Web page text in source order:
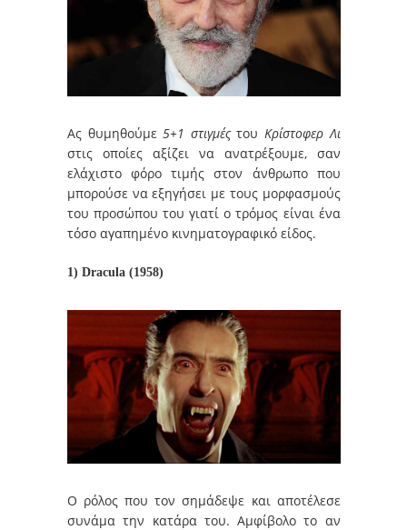
Ας θυμηθούμε 5+1 στιγμέςτου Κρίστοφερ Λι
στις οποίες αξίζει να ανατρέξουμε, σαν
ελάχιστο φόρο τιμής στον άνθρωπο που
μπορούσε να εξηγήσει με τους μορφασμούς
του προσώπου του γιατί ο τρόμος είναι ένα
τόσο αγαπημένο κινηματογραφικό είδος.
1) Dracula (1958)
Ο ρόλος που τον σημάδεψε και αποτέλεσε
συνάμα την κατάρα του. Αμφίβολο το αν